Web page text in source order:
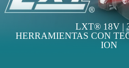
LXT® 18V |
HERRAMIENTAS CON
ION